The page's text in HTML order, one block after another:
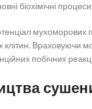
біохімічні процеси
мухоморових
клітин. Враховуючи
побічних